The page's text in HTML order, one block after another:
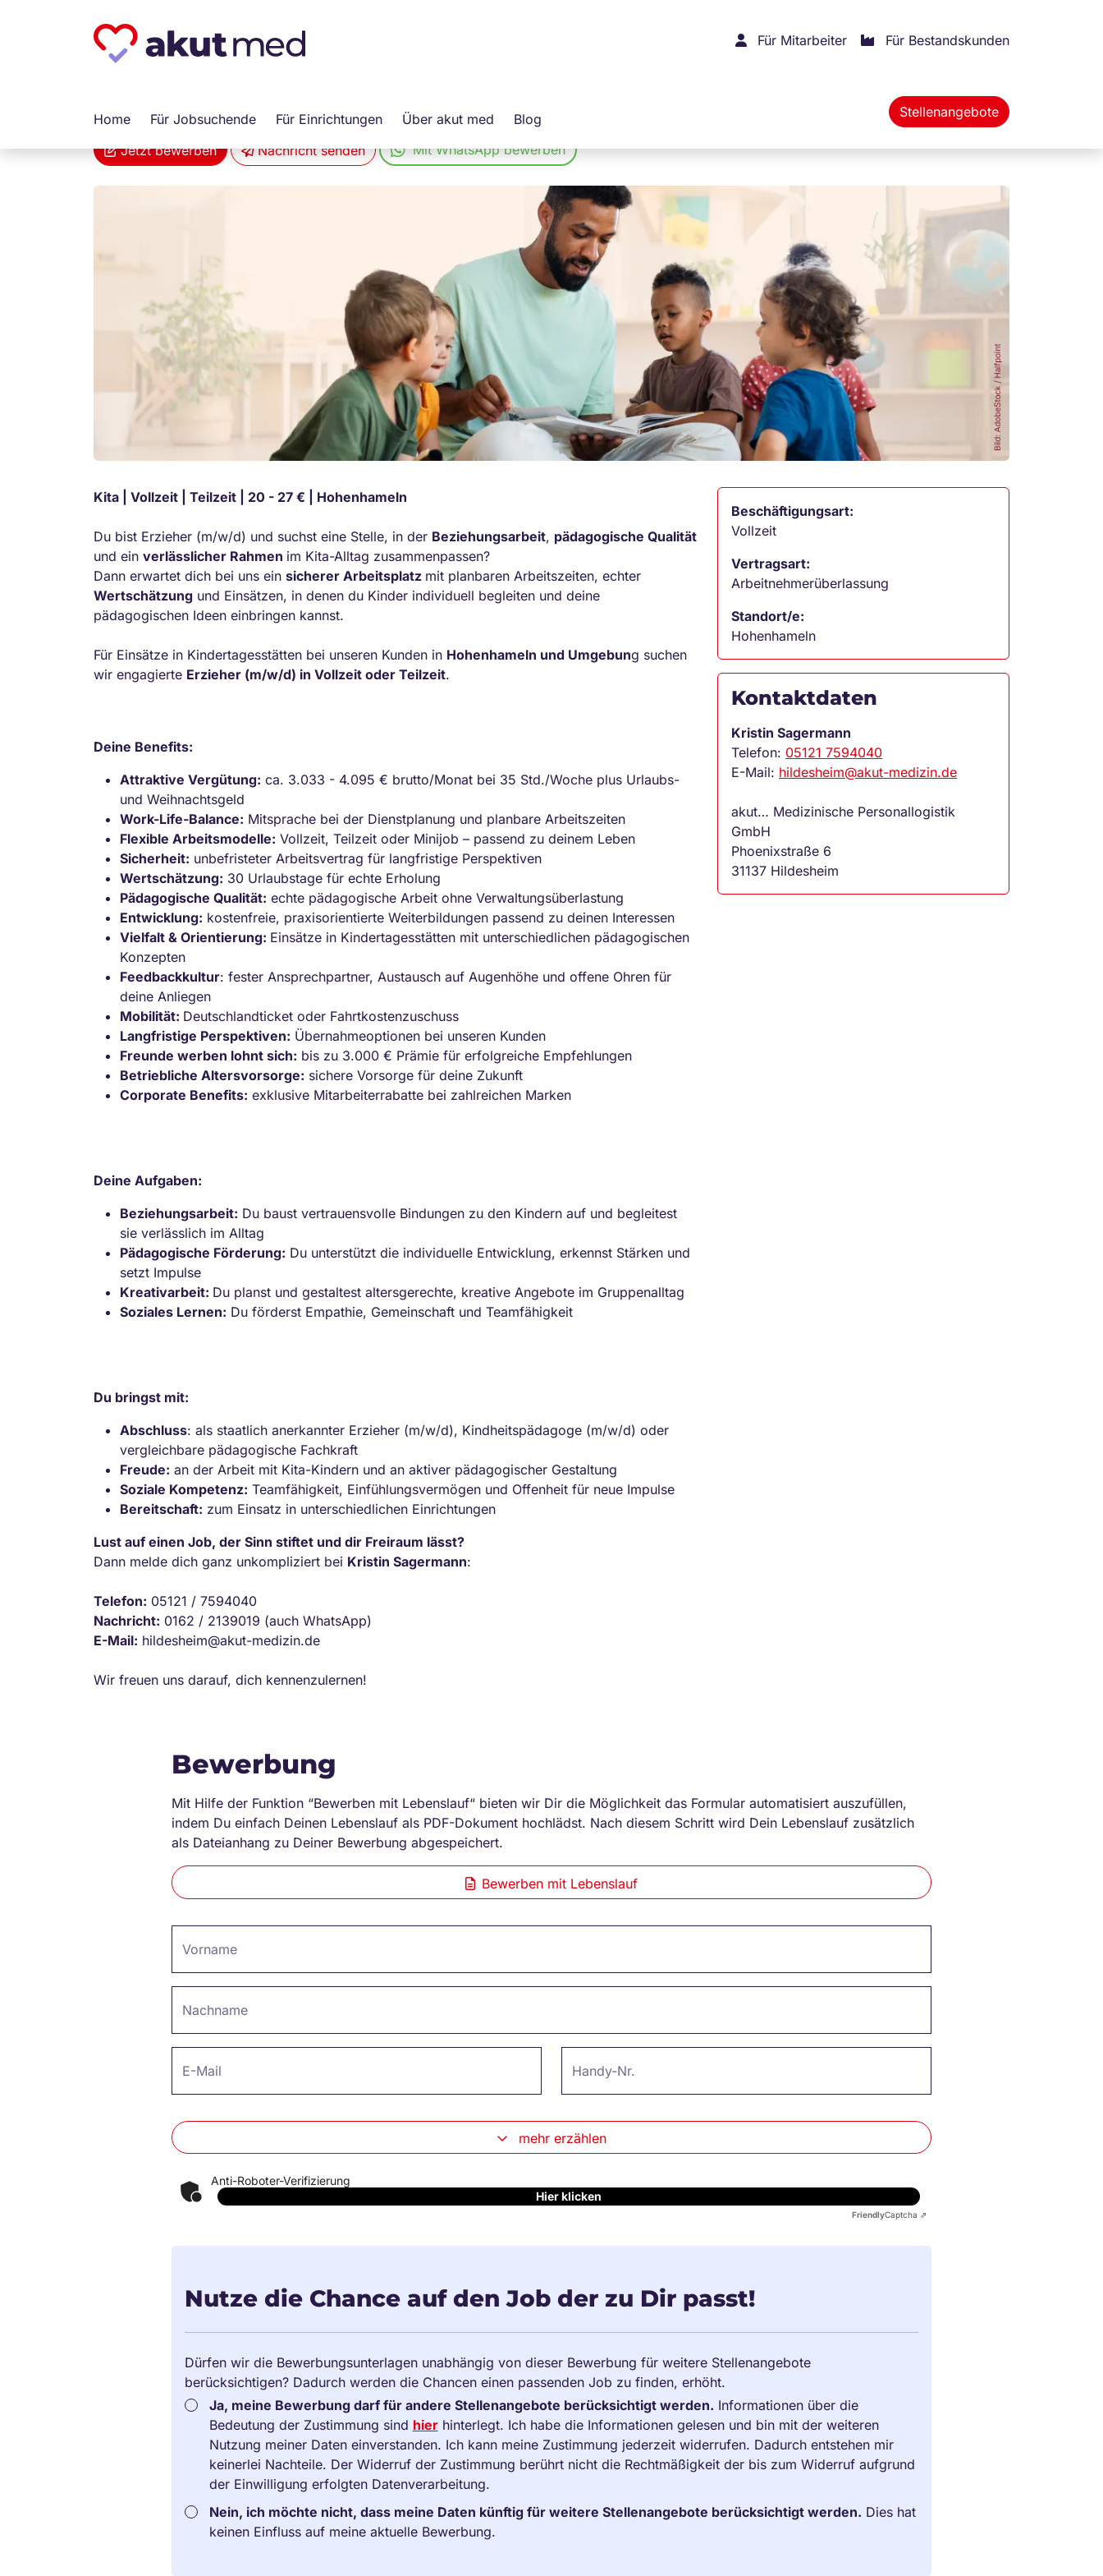
Home Für Jobsuchende Für Einrichtungen Über akut med Blog Stellenangebote
Für Mitarbeiter Für Bestandskunden
akut... Medizinische Personallogistik GmbH
Erzieher (m/w/d)
Jetzt bewerben Nachricht senden Mit WhatsApp bewerben
Kita | Vollzeit | Teilzeit | 20 - 27 € | Hohenhameln
Du bist Erzieher (m/w/d) und suchst eine Stelle, in der Beziehungsarbeit, pädagogische Qualität
und ein verlässlicher Rahmen im Kita-Alltag zusammenpassen?
Dann erwartet dich bei uns ein sicherer Arbeitsplatz mit planbaren Arbeitszeiten, echter
Wertschätzung und Einsätzen, in denen du Kinder individuell begleiten und deine
pädagogischen Ideen einbringen kannst.
Für Einsätze in Kindertagesstätten bei unseren Kunden in Hohenhameln und Umgebung suchen
wir engagierte Erzieher (m/w/d) in Vollzeit oder Teilzeit.
Deine Benefits:
Attraktive Vergütung: ca. 3.033 - 4.095 € brutto/Monat bei 35 Std./Woche plus Urlaubs-
und Weihnachtsgeld
Work-Life-Balance: Mitsprache bei der Dienstplanung und planbare Arbeitszeiten
Flexible Arbeitsmodelle: Vollzeit, Teilzeit oder Minijob – passend zu deinem Leben
Sicherheit: unbefristeter Arbeitsvertrag für langfristige Perspektiven
Wertschätzung: 30 Urlaubstage für echte Erholung
Pädagogische Qualität: echte pädagogische Arbeit ohne Verwaltungsüberlastung
Entwicklung: kostenfreie, praxisorientierte Weiterbildungen passend zu deinen Interessen
Vielfalt & Orientierung: Einsätze in Kindertagesstätten mit unterschiedlichen pädagogischen
Konzepten
Feedbackkultur: fester Ansprechpartner, Austausch auf Augenhöhe und offene Ohren für
deine Anliegen
Mobilität: Deutschlandticket oder Fahrtkostenzuschuss
Langfristige Perspektiven: Übernahmeoptionen bei unseren Kunden
Freunde werben lohnt sich: bis zu 3.000 € Prämie für erfolgreiche Empfehlungen
Betriebliche Altersvorsorge: sichere Vorsorge für deine Zukunft
Corporate Benefits: exklusive Mitarbeiterrabatte bei zahlreichen Marken
Deine Aufgaben:
Beziehungsarbeit: Du baust vertrauensvolle Bindungen zu den Kindern auf und begleitest
sie verlässlich im Alltag
Pädagogische Förderung: Du unterstützt die individuelle Entwicklung, erkennst Stärken und
setzt Impulse
Kreativarbeit: Du planst und gestaltest altersgerechte, kreative Angebote im Gruppenalltag
Soziales Lernen: Du förderst Empathie, Gemeinschaft und Teamfähigkeit
Du bringst mit:
Abschluss: als staatlich anerkannter Erzieher (m/w/d), Kindheitspädagoge (m/w/d) oder
vergleichbare pädagogische Fachkraft
Freude: an der Arbeit mit Kita-Kindern und an aktiver pädagogischer Gestaltung
Soziale Kompetenz: Teamfähigkeit, Einfühlungsvermögen und Offenheit für neue Impulse
Bereitschaft: zum Einsatz in unterschiedlichen Einrichtungen
Lust auf einen Job, der Sinn stiftet und dir Freiraum lässt?
Dann melde dich ganz unkompliziert bei Kristin Sagermann:
Telefon: 05121 / 7594040
Nachricht: 0162 / 2139019 (auch WhatsApp)
E-Mail: hildesheim@akut-medizin.de
Wir freuen uns darauf, dich kennenzulernen!
Beschäftigungsart:
Vollzeit
Vertragsart:
Arbeitnehmerüberlassung
Standort/e:
Hohenhameln
Kontaktdaten
Kristin Sagermann
Telefon: 05121 7594040
E-Mail: hildesheim@akut-medizin.de
akut… Medizinische Personallogistik
GmbH
Phoenixstraße 6
31137 Hildesheim
Bewerbung
Mit Hilfe der Funktion “Bewerben mit Lebenslauf“ bieten wir Dir die Möglichkeit das Formular automatisiert auszufüllen,
indem Du einfach Deinen Lebenslauf als PDF-Dokument hochlädst. Nach diesem Schritt wird Dein Lebenslauf zusätzlich
als Dateianhang zu Deiner Bewerbung abgespeichert.
Bewerben mit Lebenslauf
Vorname
Nachname
E-Mail Handy-Nr.
mehr erzählen
Anti-Roboter-Verifizierung
Hier klicken
FriendlyCaptcha ⇗
Nutze die Chance auf den Job der zu Dir passt!
Dürfen wir die Bewerbungsunterlagen unabhängig von dieser Bewerbung für weitere Stellenangebote
berücksichtigen? Dadurch werden die Chancen einen passenden Job zu finden, erhöht.
Ja, meine Bewerbung darf für andere Stellenangebote berücksichtigt werden. Informationen über die
Bedeutung der Zustimmung sind hierhinterlegt. Ich habe die Informationen gelesen und bin mit der weiteren
Nutzung meiner Daten einverstanden. Ich kann meine Zustimmung jederzeit widerrufen. Dadurch entstehen mir
keinerlei Nachteile. Der Widerruf der Zustimmung berührt nicht die Rechtmäßigkeit der bis zum Widerruf aufgrund
der Einwilligung erfolgten Datenverarbeitung.
Nein, ich möchte nicht, dass meine Daten künftig für weitere Stellenangebote berücksichtigt werden. Dies hat
keinen Einfluss auf meine aktuelle Bewerbung.